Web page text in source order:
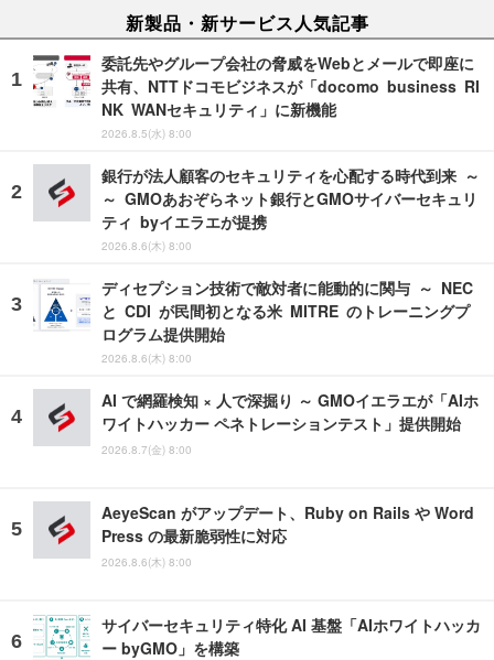
新製品・新サービス人気記事
委託先やグループ会社の脅威をWebとメールで即座に
共有、NTTドコモビジネスが「docomo business RI
NK WANセキュリティ」に新機能
2026.8.5(水) 8:00
銀行が法人顧客のセキュリティを心配する時代到来 ～
～ GMOあおぞらネット銀行とGMOサイバーセキュリ
ティ byイエラエが提携
2026.8.6(木) 8:00
ディセプション技術で敵対者に能動的に関与 ～ NEC
と CDI が民間初となる米 MITRE のトレーニングプ
ログラム提供開始
2026.8.6(木) 8:00
AI で網羅検知 × 人で深掘り ～ GMOイエラエが「AIホ
ワイトハッカー ペネトレーションテスト」提供開始
2026.8.7(金) 8:00
AeyeScan がアップデート、Ruby on Rails や Word
Press の最新脆弱性に対応
2026.8.6(木) 8:00
サイバーセキュリティ特化 AI 基盤「AIホワイトハッカ
ー byGMO」を構築